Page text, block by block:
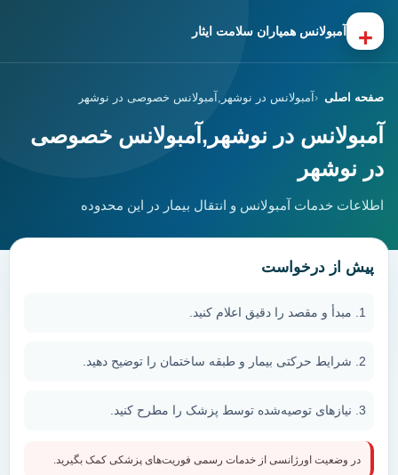
+ آمبولانس همیاران سلامت ایثار
صفحه اصلی آمبولانس در نوشهر,آمبولانس خصوصی در نوشهر
آمبولانس در نوشهر,آمبولانس خصوصی
در نوشهر
اطلاعات خدمات آمبولانس و انتقال بیمار در این محدوده
پیش از درخواست
مبدأ و مقصد را دقیق اعلام کنید.
شرایط حرکتی بیمار و طبقه ساختمان را توضیح دهید.
نیازهای توصیه‌شده توسط پزشک را مطرح کنید.
در وضعیت اورژانسی از خدمات رسمی فوریت‌های پزشکی کمک بگیرید.